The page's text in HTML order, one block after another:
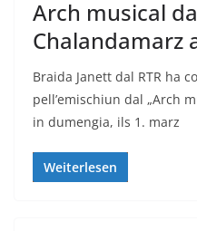
Arch musical
Chalandamarz
Braida Janett dal RTR ha
pell’emischiun dal „Arch
in dumengia, ils 1. marz
Weiterlesen